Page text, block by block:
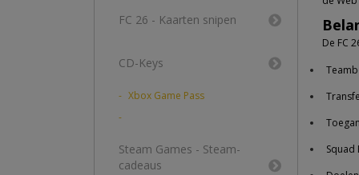
FC 26 - Kaarten snipen
CD-Keys
Xbox Game Pass
Steam Games - Steam-
cadeaus
De FC
Squad